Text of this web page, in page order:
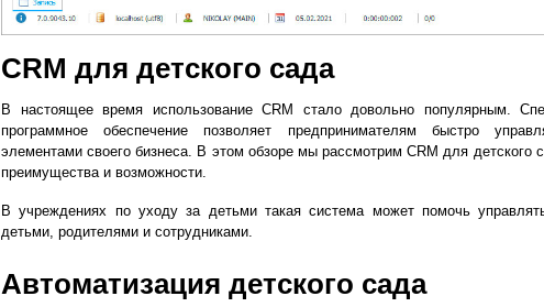
CRM для детского сада
В настоящее время использование CRM стало довольно популярным.
программное обеспечение позволяет предпринимателям быстро
элементами своего бизнеса. В этом обзоре мы рассмотрим CRM для детского
преимущества и возможности.
В учреждениях по уходу за детьми такая система может помочь
детьми, родителями и сотрудниками.
Автоматизация детского сада